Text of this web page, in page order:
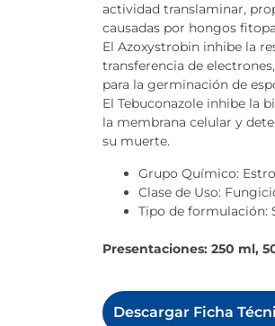
actividad translaminar,
causadas por hongos
El Azoxystrobin inhibe la
transferencia de
para la germinación de
El Tebuconazole inhibe la
la membrana celular y
su muerte.
Grupo Químico:
Clase de Uso:
Tipo de formulación:
Presentaciones: 250 ml,
Descargar Ficha